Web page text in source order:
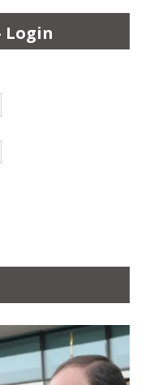
Login